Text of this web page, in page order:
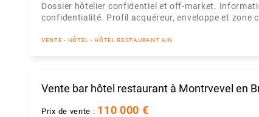
Dossier hôtelier confidentiel et off-market.
confidentialité. Profil acquéreur, enveloppe et zone
VENTE - HÔTEL - HÔTEL RESTAURANT AIN
Vente bar hôtel restaurant à Montrvevel en
Prix de vente : 110 000 €